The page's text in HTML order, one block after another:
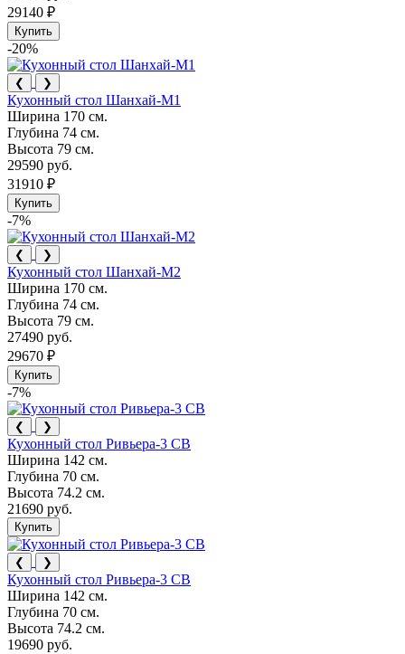
29140 ₽
Купить
-20%
❮ ❯
Кухонный стол Шанхай-М1
Ширина 170 см.
Глубина 74 см.
Высота 79 см.
29590 руб.
31910 ₽
Купить
-7%
❮ ❯
Кухонный стол Шанхай-М2
Ширина 170 см.
Глубина 74 см.
Высота 79 см.
27490 руб.
29670 ₽
Купить
-7%
❮ ❯
Кухонный стол Ривьера-3 СВ
Ширина 142 см.
Глубина 70 см.
Высота 74.2 см.
21690 руб.
Купить
❮ ❯
Кухонный стол Ривьера-3 СВ
Ширина 142 см.
Глубина 70 см.
Высота 74.2 см.
19690 руб.